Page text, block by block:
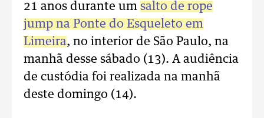
21 anos durante um salto de rope
jump na Ponte do Esqueleto em
Limeira, no interior de São Paulo, na
manhã desse sábado (13). A audiência
de custódia foi realizada na manhã
deste domingo (14).